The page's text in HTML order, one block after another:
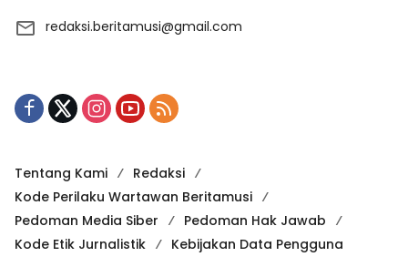
redaksi.beritamusi@gmail.com
Tentang Kami
Redaksi
Kode Perilaku Wartawan Beritamusi
Pedoman Media Siber
Pedoman Hak Jawab
Kode Etik Jurnalistik
Kebijakan Data Pengguna